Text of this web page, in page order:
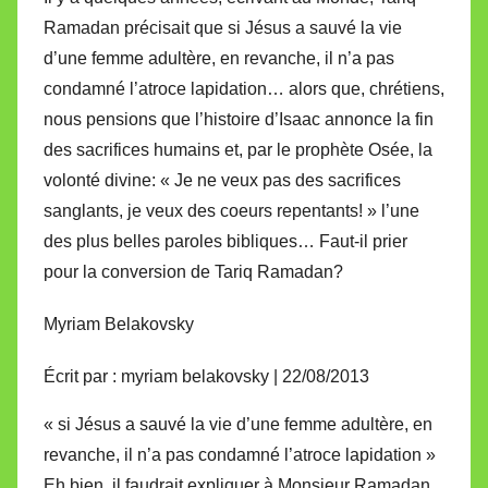
Ramadan précisait que si Jésus a sauvé la vie
d’une femme adultère, en revanche, il n’a pas
condamné l’atroce lapidation… alors que, chrétiens,
nous pensions que l’histoire d’Isaac annonce la fin
des sacrifices humains et, par le prophète Osée, la
volonté divine: « Je ne veux pas des sacrifices
sanglants, je veux des coeurs repentants! » l’une
des plus belles paroles bibliques… Faut-il prier
pour la conversion de Tariq Ramadan?
Myriam Belakovsky
Écrit par : myriam belakovsky | 22/08/2013
« si Jésus a sauvé la vie d’une femme adultère, en
revanche, il n’a pas condamné l’atroce lapidation »